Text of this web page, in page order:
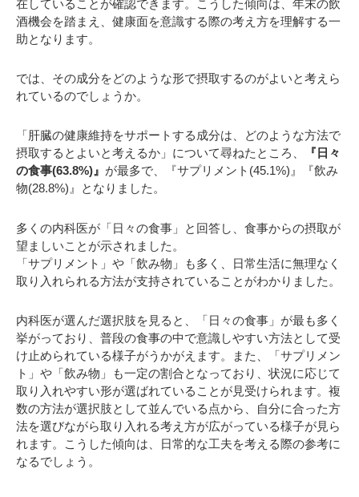
在していることが確認できます。こうした傾向は、年末の飲
酒機会を踏まえ、健康面を意識する際の考え方を理解する一
助となります。
では、その成分をどのような形で摂取するのがよいと考えら
れているのでしょうか。
「肝臓の健康維持をサポートする成分は、どのような方法で
摂取するとよいと考えるか」について尋ねたところ、
『日々
の食事(63.8%)』 が最多で、『サプリメント(45.1%)』『飲み
物(28.8%)』となりました。
多くの内科医が「日々の食事」と回答し、食事からの摂取が
望ましいことが示されました。
「サプリメント」や「飲み物」も多く、日常生活に無理なく
取り入れられる方法が支持されていることがわかりました。
内科医が選んだ選択肢を見ると、「日々の食事」が最も多く
挙がっており、普段の食事の中で意識しやすい方法として受
け止められている様子がうかがえます。また、「サプリメン
ト」や「飲み物」も一定の割合となっており、状況に応じて
取り入れやすい形が選ばれていることが見受けられます。複
数の方法が選択肢として並んでいる点から、自分に合った方
法を選びながら取り入れる考え方が広がっている様子が見ら
れます。こうした傾向は、日常的な工夫を考える際の参考に
なるでしょう。